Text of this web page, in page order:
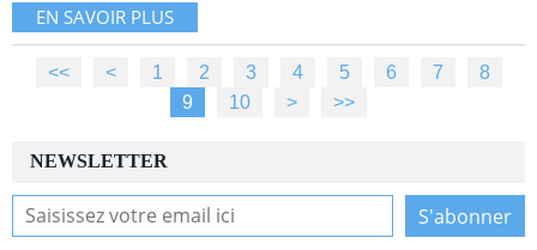
EN SAVOIR PLUS
<< < 1 2 3 4 5 6 7
8
9
10 > >>
NEWSLETTER